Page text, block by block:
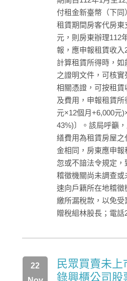
付租金新臺幣（下同
租賃期間房客代房東
元，則房東辦理112
報，應申報租賃收入
計算租賃所得時，
之證明文件，可核
相關憑證，可按租
及費用，申報租賃所
元×12個月+6,000元
43%)〕。該局呼籲
繕費用為租賃房屋之
金相同，房東應申
忽或不諳法令規定
稽徵機關尚未調查
速向戶籍所在地稽
繳所漏稅款，以免
贈稅組林股長；電話
22
民眾買賣未
錄興櫃公司股